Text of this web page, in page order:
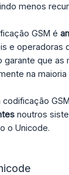
menos
GSM é
e operadoras
garante que
na maioria
GSM
noutros
o Unicode.